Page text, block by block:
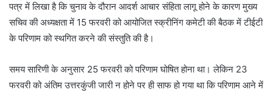
पत्र में लिखा है कि चुनाव के दौरान आदर्श आचार संहिता लागू होने के कारण मुख्य
सचिव की अध्यक्षता में 15 फरवरी को आयोजित स्क्रीनिंग कमेटी की बैठक में टीईटी
के परिणाम को स्थगित करने की संस्तुति की है।
समय सारिणी के अनुसार 25 फरवरी को परिणाम घोषित होना था। लेकिन 23
फरवरी को अंतिम उत्तरकुंजी जारी न होने पर ही साफ हो गया था कि परिणाम आने में